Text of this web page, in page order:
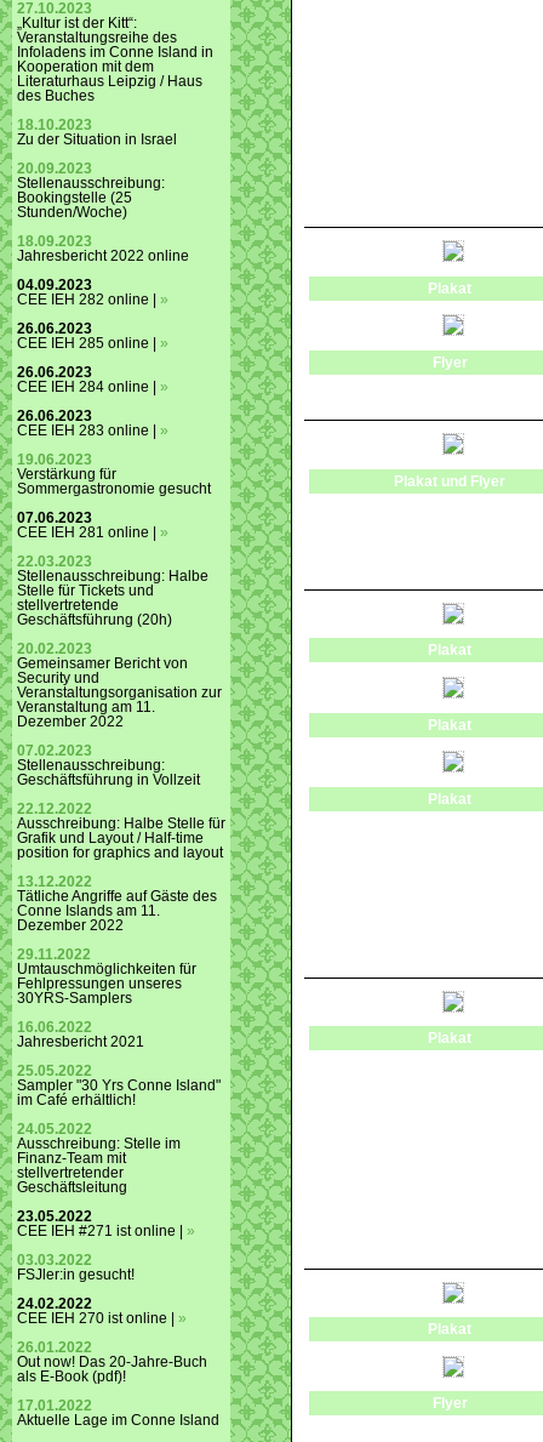
27.10.2023
„Kultur ist der Kitt“:
Veranstaltungsreihe des
Infoladens im Conne Island in
Kooperation mit dem
Literaturhaus Leipzig / Haus
des Buches
18.10.2023
Zu der Situation in Israel
20.09.2023
Stellenausschreibung:
Bookingstelle (25
Stunden/Woche)
18.09.2023
Jahresbericht 2022 online
04.09.2023
CEE IEH 282 online | »
26.06.2023
CEE IEH 285 online | »
26.06.2023
CEE IEH 284 online | »
26.06.2023
CEE IEH 283 online | »
19.06.2023
Verstärkung für
Sommergastronomie gesucht
07.06.2023
CEE IEH 281 online | »
22.03.2023
Stellenausschreibung: Halbe
Stelle für Tickets und
stellvertretende
Geschäftsführung (20h)
20.02.2023
Gemeinsamer Bericht von
Security und
Veranstaltungsorganisation zur
Veranstaltung am 11.
Dezember 2022
07.02.2023
Stellenausschreibung:
Geschäftsführung in Vollzeit
22.12.2022
Ausschreibung: Halbe Stelle für
Grafik und Layout / Half-time
position for graphics and layout
13.12.2022
Tätliche Angriffe auf Gäste des
Conne Islands am 11.
Dezember 2022
29.11.2022
Umtauschmöglichkeiten für
Fehlpressungen unseres
30YRS-Samplers
16.06.2022
Jahresbericht 2021
25.05.2022
Sampler "30 Yrs Conne Island"
im Café erhältlich!
24.05.2022
Ausschreibung: Stelle im
Finanz-Team mit
stellvertretender
Geschäftsleitung
23.05.2022
CEE IEH #271 ist online | »
03.03.2022
FSJler:in gesucht!
24.02.2022
CEE IEH 270 ist online | »
26.01.2022
Out now! Das 20-Jahre-Buch
als E-Book (pdf)!
17.01.2022
Aktuelle Lage im Conne Island
Plakat
Flyer
Plakat und Flyer
Plakat
Plakat
Plakat
Plakat
Plakat
Flyer